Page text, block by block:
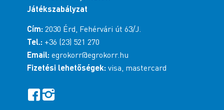
Játékszabályzat
Cím: 2030 Érd, Fehérvári út 63/J.
Tel.: +36 (23) 521 270
Email: egrokorr@egrokorr.hu
Fizetési lehetőségek: visa, mastercard